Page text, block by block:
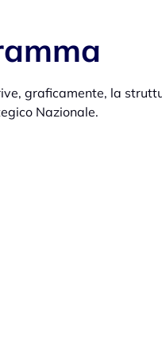
graficamente, la
Nazionale.